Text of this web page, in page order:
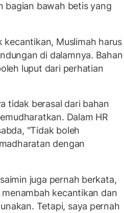
bagian bawah betis yang
Muslimah harus
di dalamnya. Bahan
luput dari perhatian
tidak berasal dari bahan
Dalam HR
"Tidak boleh
dengan
juga pernah berkata,
kecantikan dan
Tetapi, saya pernah